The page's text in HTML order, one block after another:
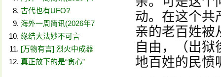
古代也有UFO?
海外一周简讯(2026年7
缘结大法妙不可言
[万物有言] 烈火中成器
真正放下的是“贪心”
动。在这个共
亲的老百姓被
自由，（出
地百姓的民愤